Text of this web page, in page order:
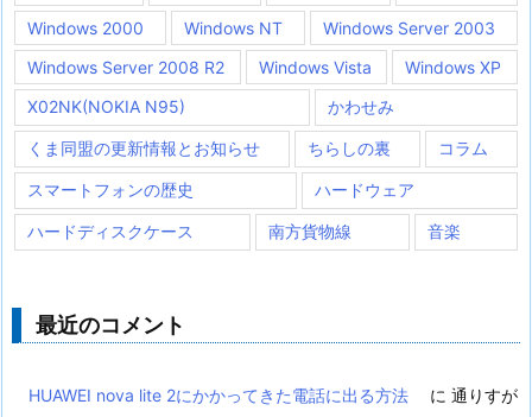
Windows 2000 Windows NT
Windows Server 2003
Windows Server 2008 R2
Windows Vista
Windows XP
X02NK(NOKIA N95)
かわせみ
くま同盟の更新情報とお知らせ ちらしの裏 コラム
スマートフォンの歴史 ハードウェア
ハードディスクケース 南方貨物線 音楽
最近のコメント
HUAWEI nova lite 2にかかってきた電話に出る方法 に 通りすが